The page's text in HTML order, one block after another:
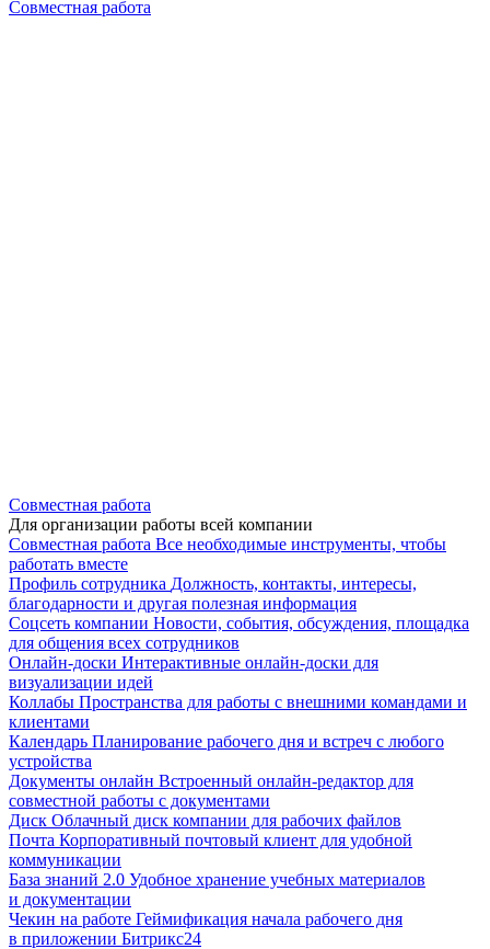
Совместная работа
Совместная работа
Для организации работы всей компании
Совместная работа Все необходимые инструменты, чтобы
работать вместе
Профиль сотрудника Должность, контакты, интересы,
благодарности и другая полезная информация
Соцсеть компании Новости, события, обсуждения, площадка
для общения всех сотрудников
Онлайн-доски Интерактивные онлайн-доски для
визуализации идей
Коллабы Пространства для работы с внешними командами и
клиентами
Календарь Планирование рабочего дня и встреч с любого
устройства
Документы онлайн Встроенный онлайн-редактор для
совместной работы с документами
Диск Облачный диск компании для рабочих файлов
Почта Корпоративный почтовый клиент для удобной
коммуникации
База знаний 2.0 Удобное хранение учебных материалов
и документации
Чекин на работе Геймификация начала рабочего дня
в приложении Битрикс24